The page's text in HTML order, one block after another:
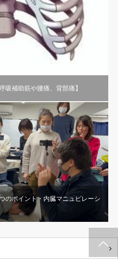
吸補助筋や腰痛、背部痛】
のポイント・内臓マニュピレーシ
セミナー案内